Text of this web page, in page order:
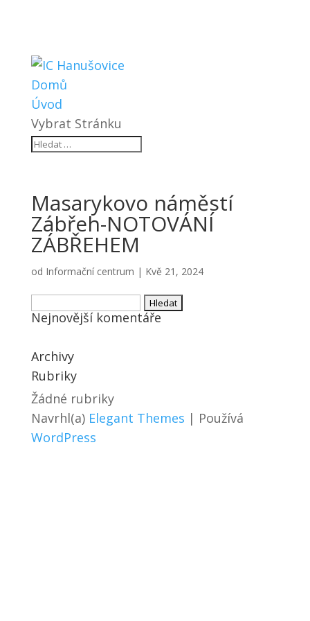
Domů
Úvod
Vybrat Stránku
Masarykovo náměstí
Zábřeh-NOTOVÁNÍ
ZÁBŘEHEM
od Informační centrum | Kvě 21, 2024
Vyhledávání
Nejnovější komentáře
Archivy
Rubriky
Žádné rubriky
Navrhl(a) Elegant Themes | Používá
WordPress